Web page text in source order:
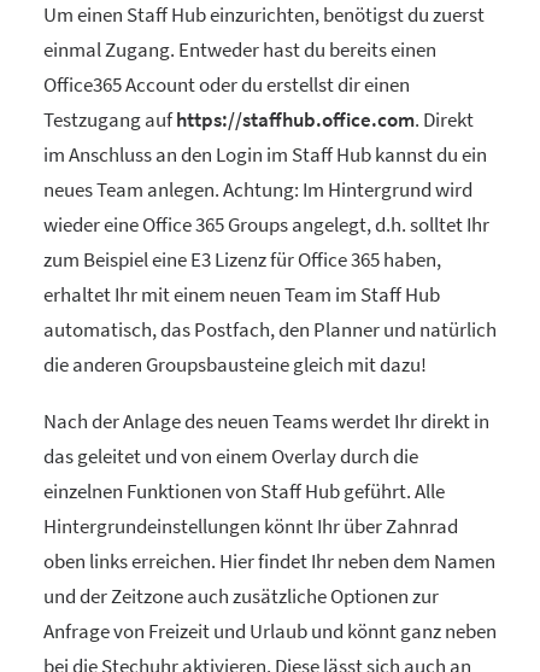
Um einen Staff Hub einzurichten, benötigst du zuerst
einmal Zugang. Entweder hast du bereits einen
Office365 Account oder du erstellst dir einen
Testzugang aufhttps://staffhub.office.com. Direkt
im Anschluss an den Login im Staff Hub kannst du ein
neues Team anlegen. Achtung: Im Hintergrund wird
wieder eine Office 365 Groups angelegt, d.h. solltet Ihr
zum Beispiel eine E3 Lizenz für Office 365 haben,
erhaltet Ihr mit einem neuen Team im Staff Hub
automatisch, das Postfach, den Planner und natürlich
die anderen Groupsbausteine gleich mit dazu!
Nach der Anlage des neuen Teams werdet Ihr direkt in
das geleitet und von einem Overlay durch die
einzelnen Funktionen von Staff Hub geführt. Alle
Hintergrundeinstellungen könnt Ihr über Zahnrad
oben links erreichen. Hier findet Ihr neben dem Namen
und der Zeitzone auch zusätzliche Optionen zur
Anfrage von Freizeit und Urlaub und könnt ganz neben
bei die Stechuhr aktivieren. Diese lässt sich auch an